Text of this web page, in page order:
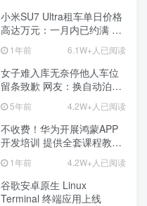
小米SU7 Ultra租车单日价格
高达万元：一月内已约满 预
1年前 6.1W+人已阅读
女子难入库无奈停他人车位
留条致歉 网友：换自动泊车
5年前 4.2W+人已阅读
不收费！华为开展鸿蒙APP
开发培训 提供全套课程教学
1年前 4.2W+人已阅读
谷歌安卓原生 Linux
Terminal 终端应用上线